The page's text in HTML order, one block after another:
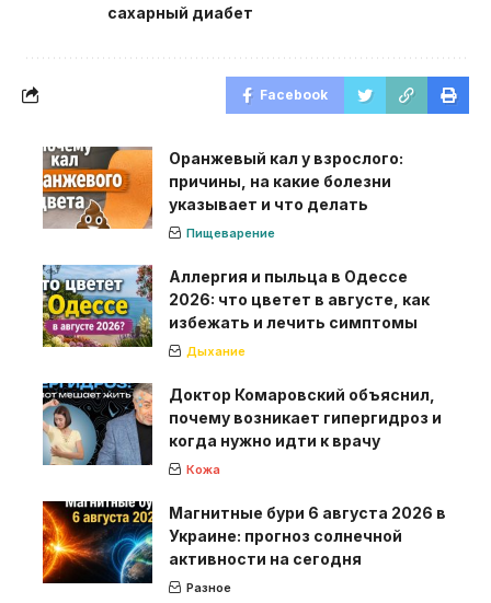
сахарный диабет
Facebook
Оранжевый кал у взрослого:
причины, на какие болезни
указывает и что делать
Пищеварение
Аллергия и пыльца в Одессе
2026: что цветет в августе, как
избежать и лечить симптомы
Дыхание
Доктор Комаровский объяснил,
почему возникает гипергидроз и
когда нужно идти к врачу
Кожа
Магнитные бури 6 августа 2026 в
Украине: прогноз солнечной
активности на сегодня
Разное